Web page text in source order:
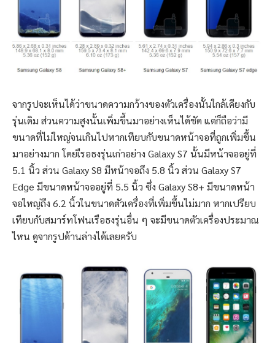
จากรูปจะเห็นได้ว่าขนาดความกว้างของตัวเครื่องนั้นใกล้เคียงกับ
รุ่นเดิม ส่วนความสูงนั้นเพิ่มขึ้นมาอย่างเห็นได้ชัด แต่ก็ถือว่ามี
ขนาดที่ไม่ใหญ่จนเกินไปหากเทียบกับขนาดหน้าจอที่ถูกเพิ่มขึ้น
มาอย่างมาก โดยเืรอธงรุ่นเก่าอย่าง Galaxy S7 นั้นมีหน้าจออยู่ที่
5.1 นิ้ว ส่วน Galaxy S8 มีหน้าจอถึง 5.8 นิ้ว ส่วน Galaxy S7
Edge มีขนาดหน้าจออยู่ที่ 5.5 นิ้ว ซึ่ง Galaxy S8+ มีขนาดหน้า
จอใหญ่ถึง 6.2 นิ้วในขนาดตัวเครื่องที่เพิ่มขึ้นไม่มาก หากเปรียบ
เทียบกับสมาร์ทโฟนเรือธงรุ่นอื่น ๆ จะมีขนาดตัวเครื่องประมาณ
ไหน ดูจากรูปด้านล่างได้เลยครับ